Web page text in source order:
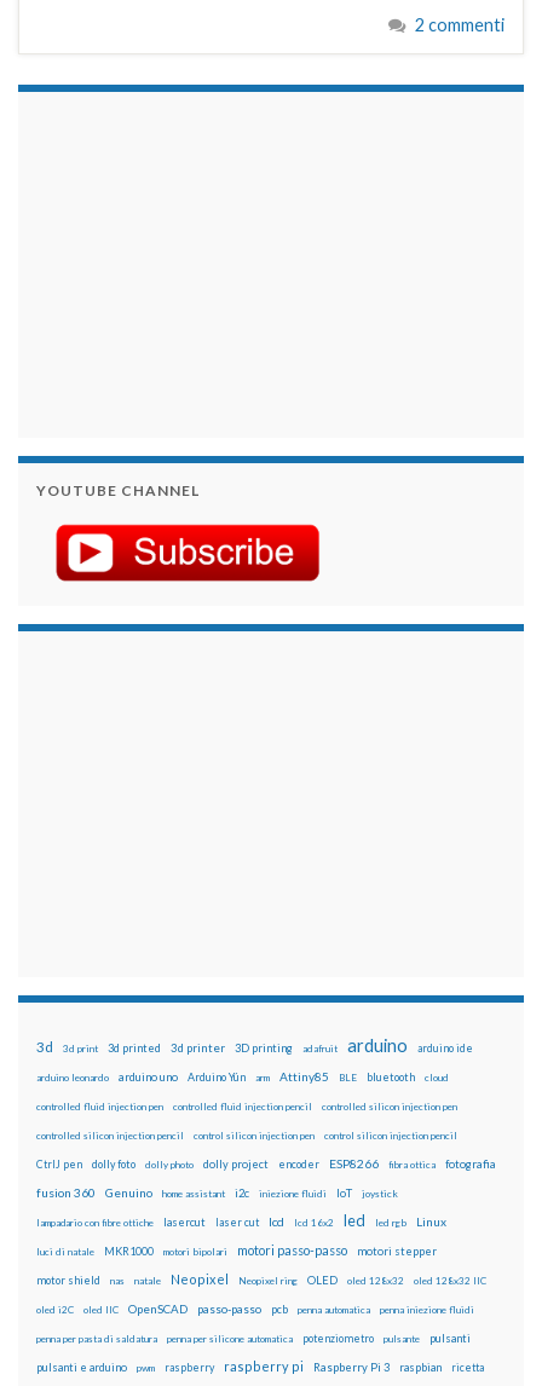
2 commenti
YOUTUBE CHANNEL
3d 3d print 3d printed 3d printer 3D printing adafruit arduino arduino ide
arduino leonardo arduino uno Arduino Yún arm Attiny85 BLE bluetooth cloud
controlled fluid injection pen controlled fluid injection pencil controlled silicon injection pen
controlled silicon injection pencil control silicon injection pen control silicon injection pencil
CtrlJ pen dolly foto dolly photo dolly project encoder ESP8266 fibra ottica fotografia
fusion 360 Genuino home assistant i2c iniezione fluidi IoT joystick
lampadario con fibre ottiche lasercut laser cut lcd lcd 16x2 led led rgb Linux
luci di natale MKR1000 motori bipolari motori passo-passo motori stepper
motor shield nas natale Neopixel Neopixel ring OLED oled 128x32 oled 128x32 IIC
oled i2C oled IIC OpenSCAD passo-passo pcb penna automatica penna iniezione fluidi
penna per pasta di saldatura penna per silicone automatica potenziometro pulsante pulsanti
pulsanti e arduino pwm raspberry raspberry pi Raspberry Pi 3 raspbian ricetta